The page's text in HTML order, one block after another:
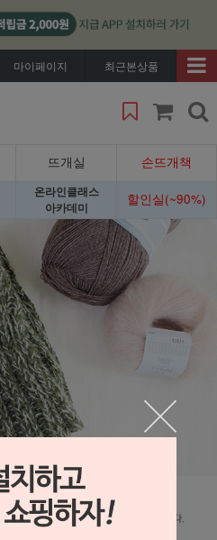
마이페이지 최근본상품
뜨개실
손뜨개책
온라인클래스
아카데미
할인실(~90%)